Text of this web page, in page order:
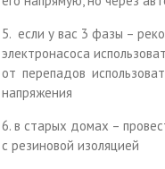
5. если у вас 3 фазы –
электронасоса
от перепадов
напряжения
6. в старых домах –
с резиновой изоляцией